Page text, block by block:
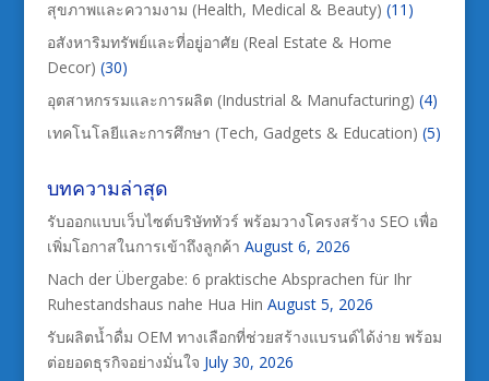
สุขภาพและความงาม (Health, Medical & Beauty) (11)
อสังหาริมทรัพย์และที่อยู่อาศัย (Real Estate & Home
Decor) (30)
อุตสาหกรรมและการผลิต (Industrial & Manufacturing) (4)
เทคโนโลยีและการศึกษา (Tech, Gadgets & Education) (5)
บทความล่าสุด
รับออกแบบเว็บไซต์บริษัททัวร์ พร้อมวางโครงสร้าง SEO เพื่อ
เพิ่มโอกาสในการเข้าถึงลูกค้า August 6, 2026
Nach der Übergabe: 6 praktische Absprachen für Ihr
Ruhestandshaus nahe Hua Hin August 5, 2026
รับผลิตน้ำดื่ม OEM ทางเลือกที่ช่วยสร้างแบรนด์ได้ง่าย พร้อม
ต่อยอดธุรกิจอย่างมั่นใจ July 30, 2026